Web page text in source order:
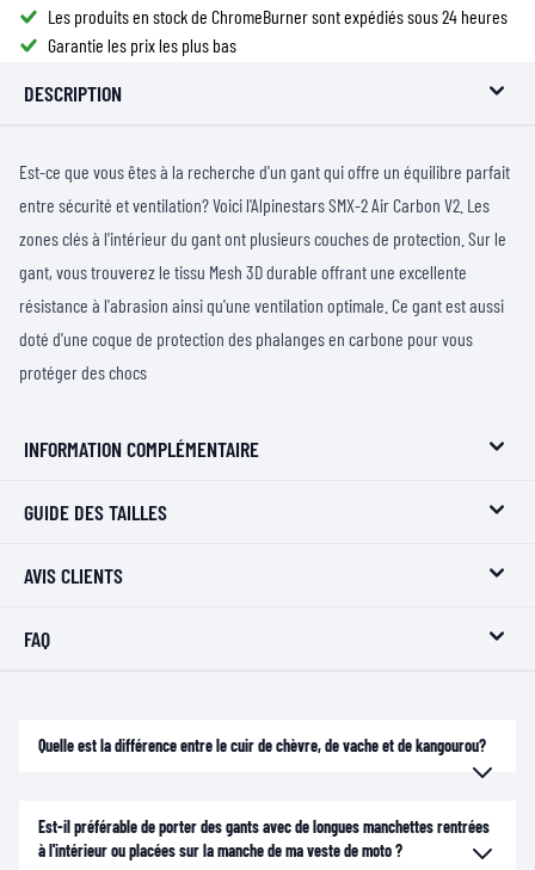
Les produits en stock de ChromeBurner sont expédiés sous 24 heures
Garantie les prix les plus bas
DESCRIPTION
Est-ce que vous êtes à la recherche d'un gant qui offre un équilibre parfait
entre sécurité et ventilation? Voici l'Alpinestars SMX-2 Air Carbon V2. Les
zones clés à l'intérieur du gant ont plusieurs couches de protection. Sur le
gant, vous trouverez le tissu Mesh 3D durable offrant une excellente
résistance à l'abrasion ainsi qu'une ventilation optimale. Ce gant est aussi
doté d'une coque de protection des phalanges en carbone pour vous
protéger des chocs
INFORMATION COMPLÉMENTAIRE
GUIDE DES TAILLES
AVIS CLIENTS
FAQ
Quelle est la différence entre le cuir de chèvre, de vache et de kangourou?
Est-il préférable de porter des gants avec de longues manchettes rentrées
à l'intérieur ou placées sur la manche de ma veste de moto ?